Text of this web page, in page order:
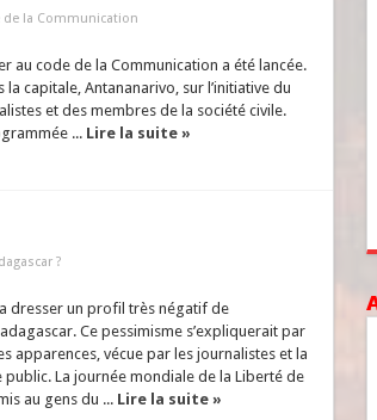
de la Communication
au code de la Communication a été lancée.
capitale, Antananarivo, sur l’initiative du
et des membres de la société civile.
... Lire la suite »
?
dresser un profil très négatif de
Ce pessimisme s’expliquerait par
apparences, vécue par les journalistes et la
La journée mondiale de la Liberté de
au gens du ... Lire la suite »